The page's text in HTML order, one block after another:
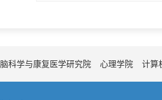
脑科学与康复医学研究院 心理学院 计算